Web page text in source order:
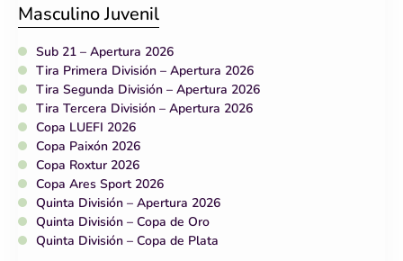
Masculino Juvenil
Sub 21 – Apertura 2026
Tira Primera División – Apertura 2026
Tira Segunda División – Apertura 2026
Tira Tercera División – Apertura 2026
Copa LUEFI 2026
Copa Paixón 2026
Copa Roxtur 2026
Copa Ares Sport 2026
Quinta División – Apertura 2026
Quinta División – Copa de Oro
Quinta División – Copa de Plata